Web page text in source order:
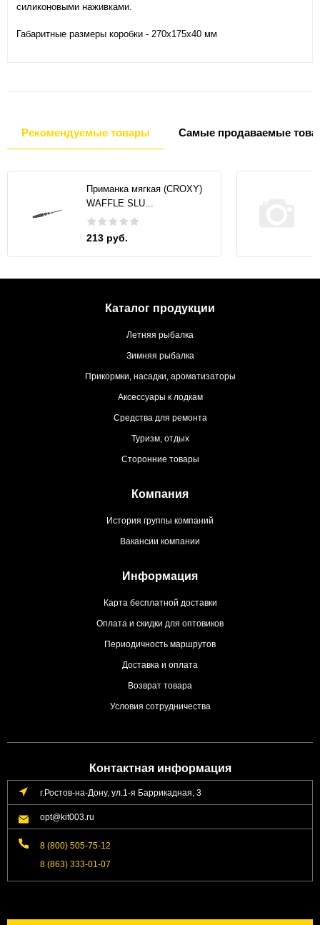
силиконовыми наживками.
Габаритные размеры коробки - 270x175x40 мм
Рекомендуемые товары Самые продаваемые
Приманка мягкая (CROXY)
WAFFLE SLU...
213 руб.
Каталог продукции
Летняя рыбалка
Зимняя рыбалка
Прикормки, насадки, ароматизаторы
Аксессуары к лодкам
Средства для ремонта
Туризм, отдых
Сторонние товары
Компания
История группы компаний
Вакансии компании
Информация
Карта бесплатной доставки
Оплата и скидки для оптовиков
Периодичность маршрутов
Доставка и оплата
Возврат товара
Условия сотрудничества
Контактная информация
г.Ростов-на-Дону, ул.1-я Баррикадная, 3
opt@kit003.ru
8 (800) 505-75-12
8 (863) 333-01-07